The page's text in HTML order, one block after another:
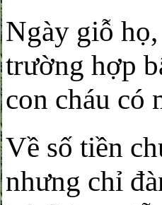
Ngày giỗ
trường hợp
con cháu có
Về số tiền
nhưng chỉ